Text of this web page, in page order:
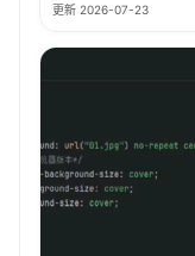
更新 2026-07-23